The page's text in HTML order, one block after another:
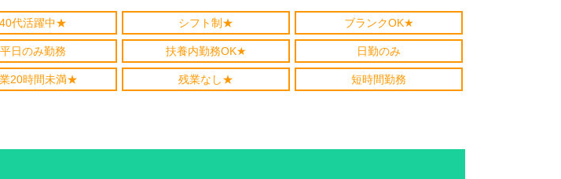
40代活躍中★ シフト制★ ブランクOK★
平日のみ勤務 扶養内勤務OK★ 日勤のみ
20時間未満★ 残業なし★ 短時間勤務